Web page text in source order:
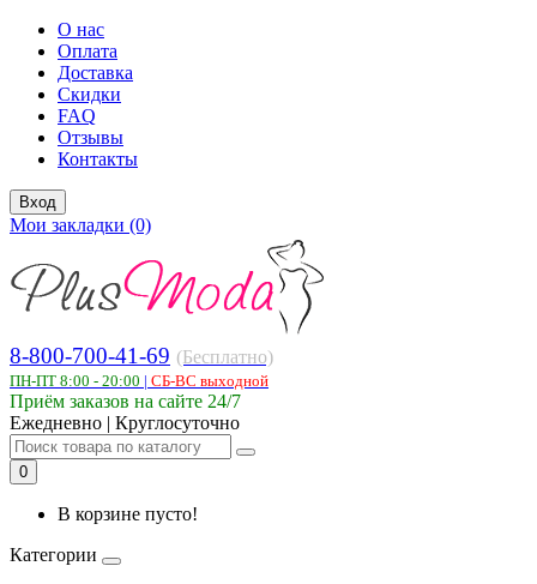
О нас
Оплата
Доставка
Скидки
FAQ
Отзывы
Контакты
Вход
Мои закладки (0)
8-800-700-41-69 (Бесплатно)
ПН-ПТ 8:00 - 20:00 | СБ-ВС выходной
Приём заказов на сайте 24/7
Ежедневно | Круглосуточно
0
В корзине пусто!
Категории